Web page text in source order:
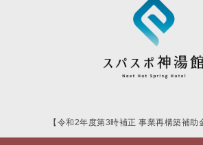
【令和2年度第3時補正 事業再構築補助